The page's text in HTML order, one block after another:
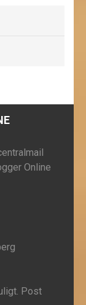
Online
Post